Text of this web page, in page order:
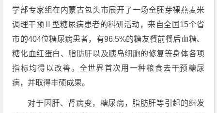
学部专家组在内蒙古包头市展开了一场全胚芽裸燕麦米
调理干预Ⅱ型糖尿病患者的科研活动，来自全国15个省
市的404位糖尿病患者，有96.5%的糖友餐前餐后血糖、
糖化血红蛋白、脂肪肝以及胰岛细胞的修复等身体各项
指标均得以改善。全世界首次用一种粮食去干预糖尿
病，并取得丰硕成果。
对于因肝、肾病变，糖尿病，脂肪肝等引起的继发